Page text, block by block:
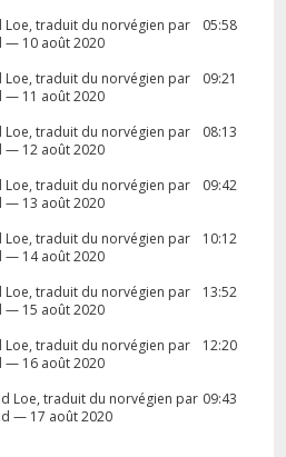
05:58
Loe, traduit du norvégien par
— 10 août 2020
09:21
Loe, traduit du norvégien par
— 11 août 2020
08:13
Loe, traduit du norvégien par
— 12 août 2020
09:42
Loe, traduit du norvégien par
— 13 août 2020
10:12
Loe, traduit du norvégien par
— 14 août 2020
13:52
Loe, traduit du norvégien par
— 15 août 2020
12:20
Loe, traduit du norvégien par
— 16 août 2020
09:43
Loe, traduit du norvégien par
— 17 août 2020